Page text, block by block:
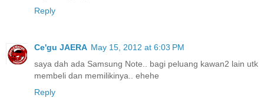
Reply
Ce'gu JAERA May 15, 2012 at 6:03 PM
saya dah ada Samsung Note.. bagi peluang kawan2 lain utk
membeli dan memilikinya.. ehehe
Reply